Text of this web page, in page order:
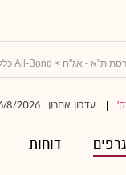
ת"א - אג"ח > All-Bond כללי
עדכון אחרון 8/2026
גרפים דוחות